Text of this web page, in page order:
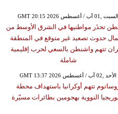
GMT 20:15 2026 السبت ,01 آب / أغسطس
تحذَر مواطنيها في الشرق الأوسط من
حدوث تصعيد غير متوقع في المنطقة
تتهم واشنطن بالسعي لحرب إقليمية
شاملة
GMT 13:37 2026 الأحد ,02 آب / أغسطس
تتهم أوكرانيا باستهداف محطة
النووية بهجومين بطائرات مسيّرة